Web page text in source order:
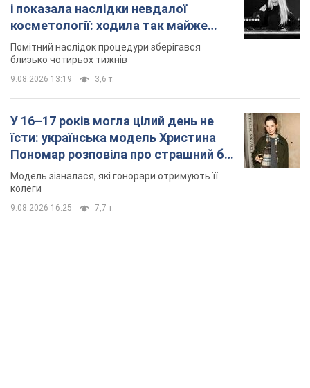
і показала наслідки невдалої
косметології: ходила так майже
місяць
Помітний наслідок процедури зберігався
близько чотирьох тижнів
9.08.2026 13:19 3,6 т.
У 16–17 років могла цілий день не
їсти: українська модель Христина
Пономар розповіла про страшний бік
модельної кар’єри
Модель зізналася, які гонорари отримують її
колеги
9.08.2026 16:25 7,7 т.